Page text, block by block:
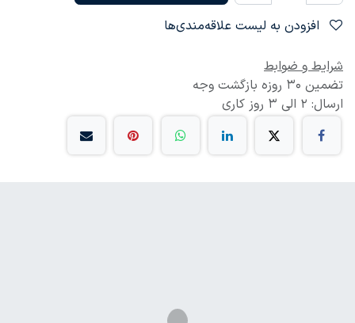
شرایط و ضوابط
تضمین 30 روزه بازگشت وجه
ارسال: 2 الی 3 روز کاری